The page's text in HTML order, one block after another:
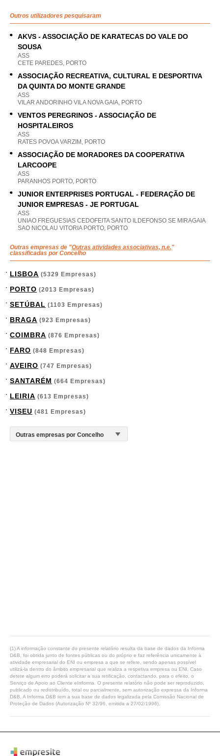
Outros utilizadores pesquisaram
AKVS - ASSOCIAÇÃO DE KARATECAS DO VALE DO
SOUSA
ASS
CETE PAREDES, PORTO
ASSOCIAÇÃO RECREATIVA, CULTURAL E DESPORTIVA
DA QUINTA DO MONTE GRANDE
ASS
VILAR ANDORINHO VILA NOVA GAIA, PORTO
VENTOS PEREGRINOS - ASSOCIAÇÃO DE
HOSPITALEIROS
ASS
RATES POVOA VARZIM, PORTO
ASSOCIAÇÃO DE MORADORES DA COOPERATIVA
LARCOOPE
ASS
PARANHOS PORTO, PORTO
JUNIOR ENTERPRISES PORTUGAL - FEDERAÇÃO DE
JUNIOR EMPRESAS - JE PORTUGAL
ASS
UNIAO FREGUESIAS CEDOFEITA SANTO ILDEFONSO SE MIRAGAIA
SAO NICOLAU VITORIA PORTO, PORTO
Outras empresas de "Outras atividades associativas, n.e."
classificadas por Concelho
LISBOA (5329 Empresas)
PORTO (2013 Empresas)
SETÚBAL (1103 Empresas)
BRAGA (923 Empresas)
COIMBRA (876 Empresas)
FARO (848 Empresas)
AVEIRO (747 Empresas)
SANTARÉM (664 Empresas)
LEIRIA (613 Empresas)
VISEU (481 Empresas)
(1) A informação constante do presente relatório resulta da base de dados da Informa
D&B, foi obtida junto de fontes públicas ou do próprio e faz referência unicamente à
atividade empresarial do ENI ou empresa a que se refere, sendo apenas possível
utilizá-la dentro do âmbito empresarial que realiza a respetiva empresa ou ENI. Caso
detete algum erro poderá solicitar a sua retificação, contactando, para o efeito, o
Serviço de Apoio ao Cliente eInforma. O presente relatório não pode ser reproduzido,
publicado ou redistribuído, total ou parcialmente, sem autorização expressa da Informa
D&B. A Informa D&B tem a sua base de dados legalizada pela Comissão Nacional de
Proteção de Dados (Autorização Nº 32/96, emitida a 27/02/1996).